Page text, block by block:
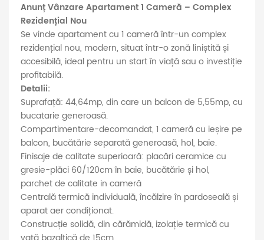
Anunț Vânzare Apartament 1 Cameră – Complex
Rezidențial Nou
Se vinde apartament cu 1 cameră într-un complex
rezidențial nou, modern, situat într-o zonă liniștită și
accesibilă, ideal pentru un start în viață sau o investiție
profitabilă.
Detalii:
Suprafață: 44,64mp, din care un balcon de 5,55mp, cu
bucatarie generoasă.
Compartimentare-decomandat, 1 cameră cu ieșire pe
balcon, bucătărie separată generoasă, hol, baie.
Finisaje de calitate superioară: placări ceramice cu
gresie-plăci 60/120cm în baie, bucătărie și hol,
parchet de calitate in cameră
Centrală termică individuală, încălzire în pardoseală și
aparat aer condiționat.
Construcție solidă, din cărămidă, izolație termică cu